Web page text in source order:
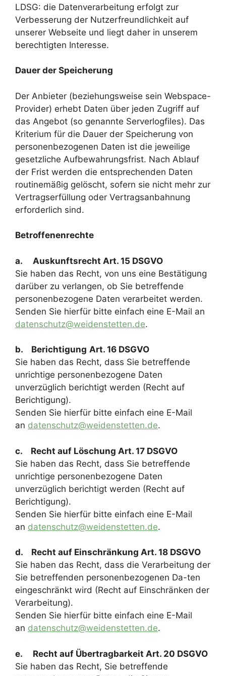
LDSG: die Datenverarbeitung erfolgt zur
Verbesserung der Nutzerfreundlichkeit auf
unserer Webseite und liegt daher in unserem
berechtigten Interesse.
Dauer der Speicherung
Der Anbieter (beziehungsweise sein Webspace-
Provider) erhebt Daten über jeden Zugriff auf
das Angebot (so genannte Serverlogfiles). Das
Kriterium für die Dauer der Speicherung von
personenbezogenen Daten ist die jeweilige
gesetzliche Aufbewahrungsfrist. Nach Ablauf
der Frist werden die entsprechenden Daten
routinemäßig gelöscht, sofern sie nicht mehr zur
Vertragserfüllung oder Vertragsanbahnung
erforderlich sind.
Betroffenenrechte
a. Auskunftsrecht Art. 15 DSGVO
Sie haben das Recht, von uns eine Bestätigung
darüber zu verlangen, ob Sie betreffende
personenbezogene Daten verarbeitet werden.
Senden Sie hierfür bitte einfach eine E-Mail an
datenschutz@weidenstetten.de.
b. Berichtigung Art. 16 DSGVO
Sie haben das Recht, dass Sie betreffende
unrichtige personenbezogene Daten
unverzüglich berichtigt werden (Recht auf
Berichtigung).
Senden Sie hierfür bitte einfach eine E-Mail
an datenschutz@weidenstetten.de.
c. Recht auf Löschung Art. 17 DSGVO
Sie haben das Recht, dass Sie betreffende
unrichtige personenbezogene Daten
unverzüglich berichtigt werden (Recht auf
Berichtigung).
Senden Sie hierfür bitte einfach eine E-Mail
an datenschutz@weidenstetten.de.
d. Recht auf Einschränkung Art. 18 DSGVO
Sie haben das Recht, dass die Verarbeitung der
Sie betreffenden personenbezogenen Da-ten
eingeschränkt wird (Recht auf Einschränken der
Verarbeitung).
Senden Sie hierfür bitte einfach eine E-Mail
an datenschutz@weidenstetten.de.
e. Recht auf Übertragbarkeit Art. 20 DSGVO
Sie haben das Recht, Sie betreffende